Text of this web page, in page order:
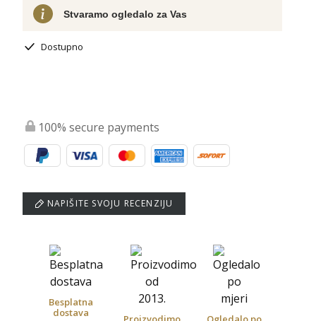
Stvaramo ogledalo za Vas
Dostupno
100% secure payments
NAPIŠITE SVOJU RECENZIJU
Besplatna
dostava